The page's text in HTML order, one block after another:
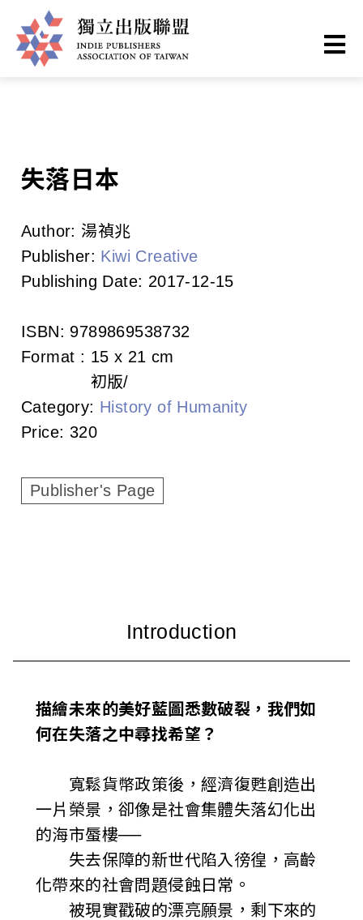
to
main
d
e
P
u
b
s
e
s
You
are
Home ❯ Books
失落日本
Author: 湯禎兆
Publisher: Kiwi Creative
Publishing Date: 2017-12-15
ISBN: 9789869538732
Format : 15 x 21 cm
初版
Category: History of Humanity
Price: 320
Publisher's Page
描繪未來的美好藍圖悉數破裂，我們如
何在失落之中尋找希望？
寬鬆貨幣政策後，經濟復甦創造出
一片榮景，卻像是社會集體失落幻化出
的海市蜃樓──
失去保障的新世代陷入徬徨，高齡
化帶來的社會問題侵蝕日常。
被現實戳破的漂亮願景，剩下來的